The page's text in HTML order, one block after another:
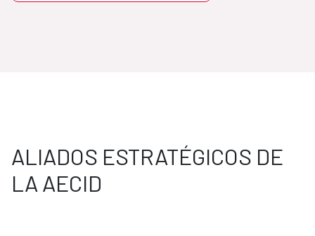
ALIADOS ESTRATÉGICOS DE
LA AECID